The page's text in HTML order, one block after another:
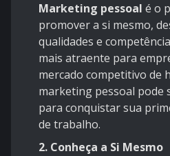
Marketing pessoal é o
promover a si mesmo,
qualidades e
mais atraente para
mercado competitivo de
marketing pessoal pode
para conquistar sua
de trabalho.
2. Conheça a Si Mesmo